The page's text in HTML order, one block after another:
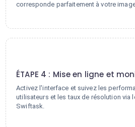
corresponde parfaitement à votre
ÉTAPE 4 : Mise en ligne et
Activez l'interface et suivez les
utilisateurs et les taux de résolution via
Swiftask.